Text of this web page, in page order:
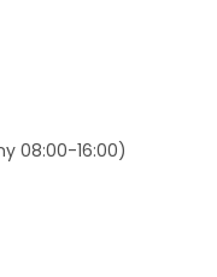
08:00-16:00)